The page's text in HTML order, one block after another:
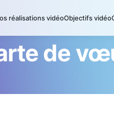
réalisations vidéoObjectifs vidéo
de